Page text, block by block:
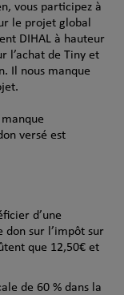
vous participez à
le projet global
DIHAL à hauteur
l’achat de Tiny et
Il nous manque
versé est
d’une
don sur l’impôt sur
que 12,50€ et
de 60 % dans la